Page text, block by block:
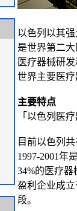
以色列以其
是世界第二
医疗器械研
世界主要医
主要特点
「以色列医
目前以色列
1997-2001年
34%的医疗器
盈利企业成
段。